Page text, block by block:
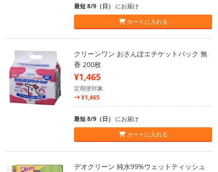
最短 8/9（日） にお届け
カートに入れる
クリーンワン おさんぽエチケットパック 無
香 200枚
¥1,465
定期便対象
¥1,465
最短 8/9（日） にお届け
カートに入れる
デオクリーン 純水99%ウェットティッシュ